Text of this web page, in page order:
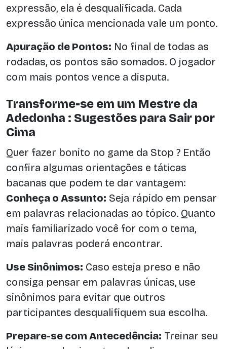
expressão, ela é desqualificada. Cada
expressão única mencionada vale um ponto.
Apuração de Pontos: No final de todas as
rodadas, os pontos são somados. O jogador
com mais pontos vence a disputa.
Transforme-se em um Mestre da
Adedonha : Sugestões para Sair por
Cima
Quer fazer bonito no game da Stop ? Então
confira algumas orientações e táticas
bacanas que podem te dar vantagem:
Conheça o Assunto: Seja rápido em pensar
em palavras relacionadas ao tópico. Quanto
mais familiarizado você for com o tema,
mais palavras poderá encontrar.
Use Sinônimos: Caso esteja preso e não
consiga pensar em palavras únicas, use
sinônimos para evitar que outros
participantes desqualifiquem sua escolha.
Prepare-se com Antecedência: Treinar seu